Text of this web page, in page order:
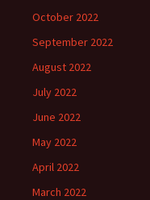
October 2022
September 2022
August 2022
July 2022
June 2022
May 2022
April 2022
March 2022